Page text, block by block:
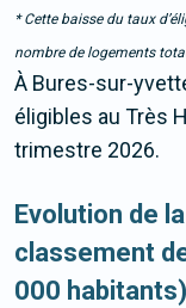
* Cette baisse du taux
nombre de logements
À Bures-sur-
éligibles au Très
trimestre 2026.
Evolution de
classement
000 habitants)